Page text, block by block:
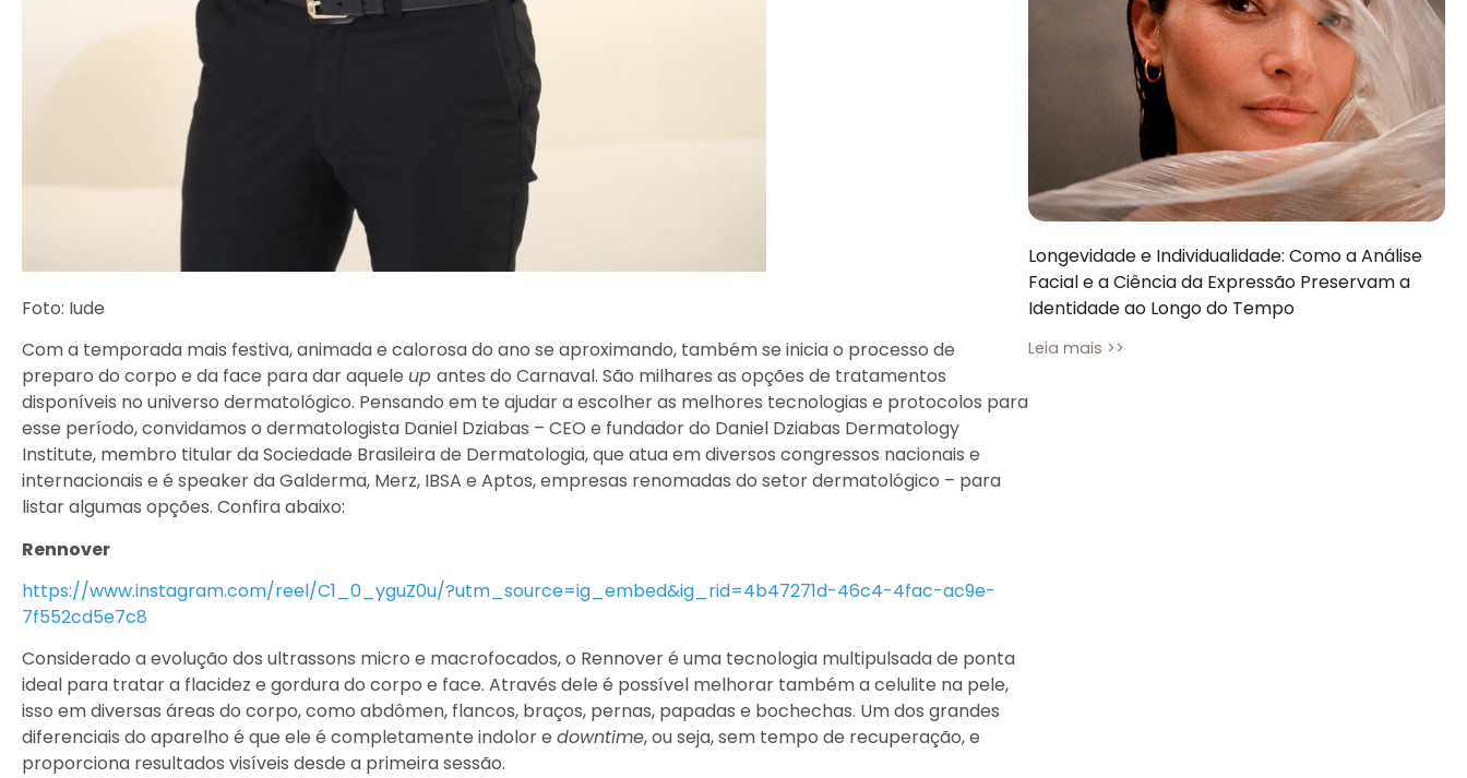
Foto: Iude
Com a temporada mais festiva, animada e calorosa do ano se aproximando, também se inicia o processo de
preparo do corpo e da face para dar aquele up antes do Carnaval. São milhares as opções de tratamentos
disponíveis no universo dermatológico. Pensando em te ajudar a escolher as melhores tecnologias e protocolos para
esse período, convidamos o dermatologista Daniel Dziabas – CEO e fundador do Daniel Dziabas Dermatology
Institute, membro titular da Sociedade Brasileira de Dermatologia, que atua em diversos congressos nacionais e
internacionais e é speaker da Galderma, Merz, IBSA e Aptos, empresas renomadas do setor dermatológico – para
listar algumas opções. Confira abaixo:
Rennover
https://www.instagram.com/reel/C1_0_yguZ0u/?utm_source=ig_embed&ig_rid=4b47271d-46c4-4fac-ac9e-
7f552cd5e7c8
Considerado a evolução dos ultrassons micro e macrofocados, o Rennover é uma tecnologia multipulsada de ponta
ideal para tratar a flacidez e gordura do corpo e face. Através dele é possível melhorar também a celulite na pele,
isso em diversas áreas do corpo, como abdômen, flancos, braços, pernas, papadas e bochechas. Um dos grandes
diferenciais do aparelho é que ele é completamente indolor e downtime, ou seja, sem tempo de recuperação, e
proporciona resultados visíveis desde a primeira sessão.
Longevidade e Individualidade: Como a Análise
Facial e a Ciência da Expressão Preservam a
Identidade ao Longo do Tempo
Leia mais >>